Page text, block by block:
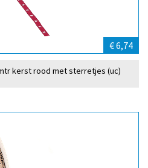
€ 6,74
kerst rood met sterretjes (uc)